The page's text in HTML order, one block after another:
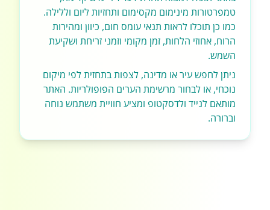
טמפרטורות מינימום מקסימום ותחזיות ליום וללילה.
כמו כן תוכלו לראות תנאי עומס חום, כיוון ומהירות
הרוח, אחוזי הלחות, זמן מקומי וזמני זריחת ושקיעת
השמש.
ניתן לחפש עיר או מדינה, לצפות בתחזית לפי מיקום
נוכחי, או לבחור מרשימת הערים הפופולריות. האתר
מותאם לנייד ולדסקטופ ומציע חוויית משתמש נוחה
וברורה.